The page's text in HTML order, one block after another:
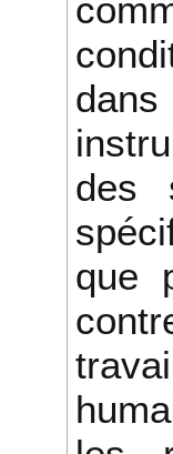
des
que